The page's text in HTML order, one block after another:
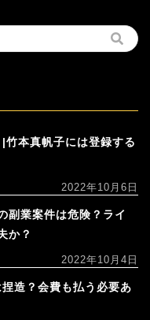
本真帆子には登録する
2022年10月6日
副業案件は危険？ライ
か？
2022年10月4日
造？会費も払う必要あ